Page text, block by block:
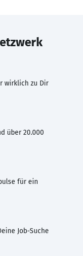
wirklich zu Dir
über 20.000
für ein
Job-Suche